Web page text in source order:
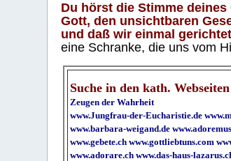
Du hörst die Stimme
Gott, den unsichtbaren
und daß wir einmal
eine Schranke, die uns vom
Suche in den kath.
Zeugen der Wahrheit
www.Jungfrau-der-Eucharistie.de
www.barbara-weigand.de
www.gebete.ch www.gottliebtuns.com
www.adorare.ch www.das-haus-